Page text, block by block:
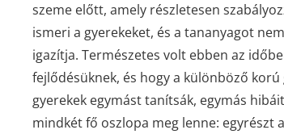
szeme előtt, amely részletesen
ismeri a gyerekeket, és a tananyagot
igazítja. Természetes volt ebben az
fejlődésüknek, és hogy a különböző
gyerekek egymást tanítsák, egymás
mindkét fő oszlopa meg lenne: egyrészt